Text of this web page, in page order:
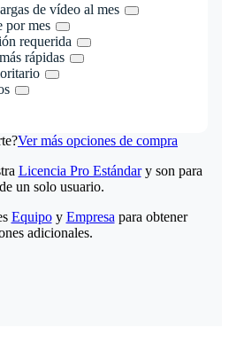
de vídeo al mes
por mes
requerida
rápidas
Ver más opciones de compra
Licencia Pro Estándary son para
un solo usuario.
Equipoy Empresa para obtener
adicionales.